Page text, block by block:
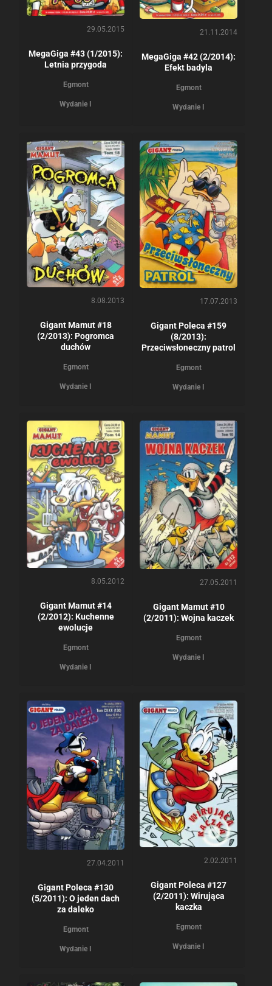
29.05.2015
MegaGiga #43 (1/2015):
Letnia przygoda
Egmont
Wydanie I
21.11.2014
MegaGiga #42 (2/2014):
Efekt badyla
Egmont
Wydanie I
8.08.2013
Gigant Mamut #18
(2/2013): Pogromca
duchów
Egmont
Wydanie I
17.07.2013
Gigant Poleca #159
(8/2013):
Przeciwsłoneczny patrol
Egmont
Wydanie I
8.05.2012
Gigant Mamut #14
(2/2012): Kuchenne
ewolucje
Egmont
Wydanie I
27.05.2011
Gigant Mamut #10
(2/2011): Wojna kaczek
Egmont
Wydanie I
27.04.2011
Gigant Poleca #130
(5/2011): O jeden dach
za daleko
Egmont
Wydanie I
2.02.2011
Gigant Poleca #127
(2/2011): Wirująca
kaczka
Egmont
Wydanie I